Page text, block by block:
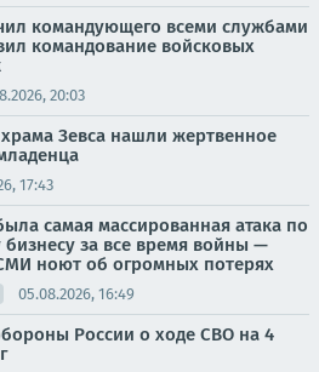
командующего всеми службами
командование войсковых
20:03
Зевса нашли жертвенное
17:43
самая массированная атака по
бизнесу за все время войны —
ноют об огромных потерях
05.08.2026, 16:49
России о ходе СВО на 4